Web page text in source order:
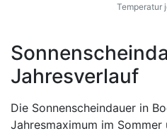
Temperatur
Jahresverlauf
Die Sonnenscheindauer in
Jahresmaximum im